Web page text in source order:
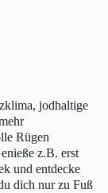
jodhaltige
Rügen
z.B. erst
und entdecke
dich nur zu Fuß